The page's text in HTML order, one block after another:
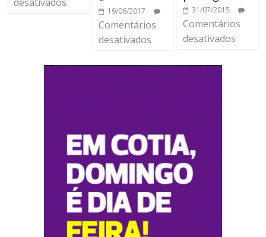
19/06/2017
Comentários
desativados
31/07/2015
Comentários
desativados